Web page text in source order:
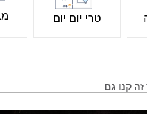
טרי יום יום
קנו גם